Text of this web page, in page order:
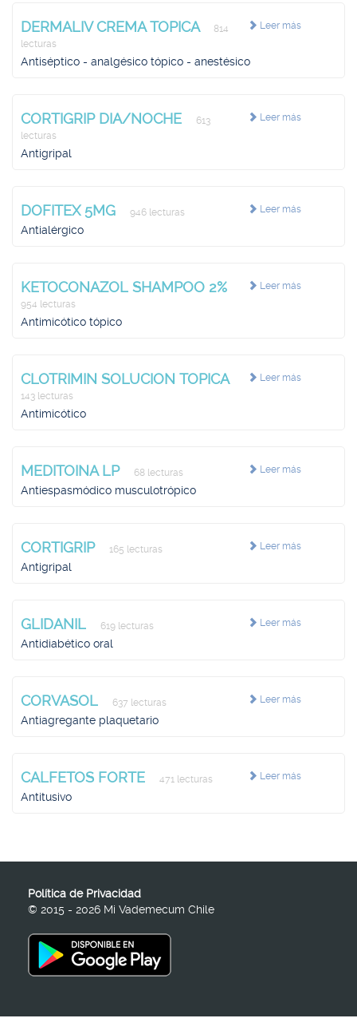
Leer más
DERMALIV CREMA TOPICA
814
lecturas
Antiséptico - analgésico tópico - anestésico
Leer más
CORTIGRIP DIA/NOCHE
613
lecturas
Antigripal
Leer más
DOFITEX 5MG 946 lecturas
Antialérgico
Leer más
KETOCONAZOL SHAMPOO 2%
954 lecturas
Antimicótico tópico
Leer más
CLOTRIMIN SOLUCION TOPICA
143 lecturas
Antimicótico
Leer más
MEDITOINA LP 68 lecturas
Antiespasmódico musculotrópico
Leer más
CORTIGRIP 165 lecturas
Antigripal
Leer más
GLIDANIL 619 lecturas
Antidiabético oral
Leer más
CORVASOL 637 lecturas
Antiagregante plaquetario
Leer más
CALFETOS FORTE 471 lecturas
Antitusivo
Política de Privacidad
© 2015 - 2026 Mi Vademecum Chile